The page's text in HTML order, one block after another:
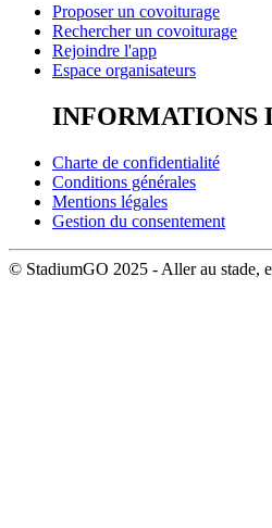
Proposer un covoiturage
Rechercher un covoiturage
Rejoindre l'app
Espace organisateurs
INFORMATIONS
Charte de confidentialité
Conditions générales
Mentions légales
Gestion du consentement
© StadiumGO 2025 - Aller au stade,